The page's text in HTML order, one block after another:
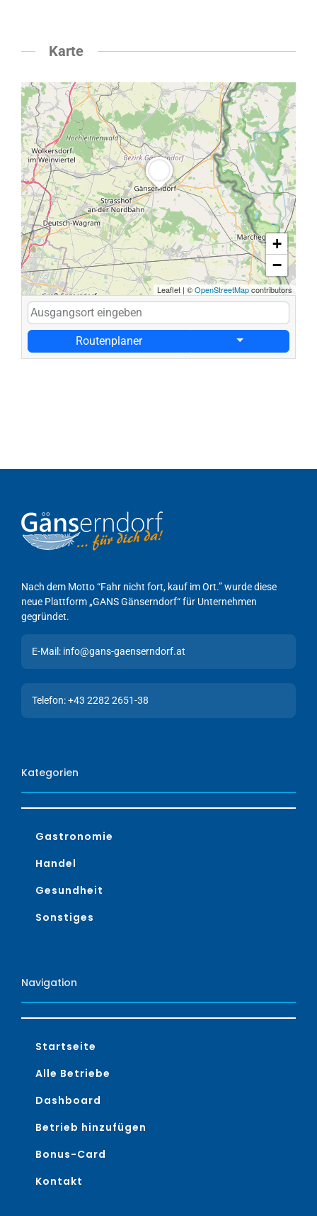
Karte
+
−
Leaflet | ©OpenStreetMapcontributors
Routenplaner
Nach dem Motto “Fahr nicht fort, kauf im Ort.” wurde diese
neue Plattform „GANS Gänserndorf“ für Unternehmen
gegründet.
E-Mail: info@gans-gaenserndorf.at
Telefon: +43 2282 2651-38
Kategorien
Gastronomie
Handel
Gesundheit
Sonstiges
Navigation
Startseite
Alle Betriebe
Dashboard
Betrieb hinzufügen
Bonus-Card
Kontakt